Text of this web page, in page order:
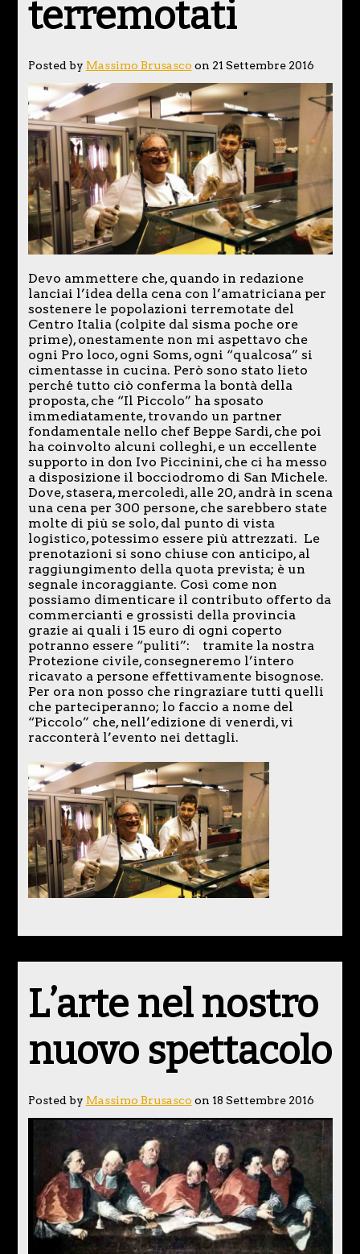
terremotati
Posted by Massimo Brusasco on 21 Settembre 2016
Devo ammettere che, quando in redazione
lanciai l’idea della cena con l’amatriciana per
sostenere le popolazioni terremotate del
Centro Italia (colpite dal sisma poche ore
prime), onestamente non mi aspettavo che
ogni Pro loco, ogni Soms, ogni “qualcosa” si
cimentasse in cucina. Però sono stato lieto
perché tutto ciò conferma la bontà della
proposta, che “Il Piccolo” ha sposato
immediatamente, trovando un partner
fondamentale nello chef Beppe Sardi, che poi
ha coinvolto alcuni colleghi, e un eccellente
supporto in don Ivo Piccinini, che ci ha messo
a disposizione il bocciodromo di San Michele.
Dove, stasera, mercoledì, alle 20, andrà in scena
una cena per 300 persone, che sarebbero state
molte di più se solo, dal punto di vista
logistico, potessimo essere più attrezzati. Le
prenotazioni si sono chiuse con anticipo, al
raggiungimento della quota prevista; è un
segnale incoraggiante. Così come non
possiamo dimenticare il contributo offerto da
commercianti e grossisti della provincia
grazie ai quali i 15 euro di ogni coperto
potranno essere “puliti”: tramite la nostra
Protezione civile, consegneremo l’intero
ricavato a persone effettivamente bisognose.
Per ora non posso che ringraziare tutti quelli
che parteciperanno; lo faccio a nome del
“Piccolo” che, nell’edizione di venerdì, vi
racconterà l’evento nei dettagli.
L’arte nel nostro
nuovo spettacolo
Posted by Massimo Brusasco on 18 Settembre 2016